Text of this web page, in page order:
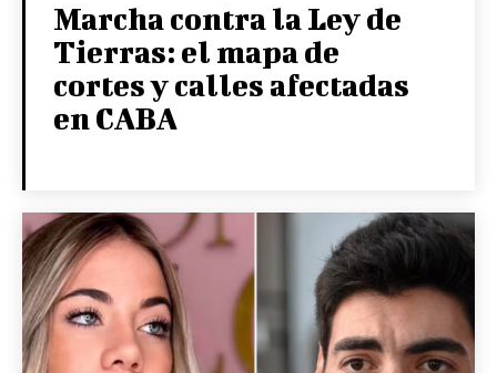
Marcha contra la Ley de
Tierras: el mapa de
cortes y calles afectadas
en CABA